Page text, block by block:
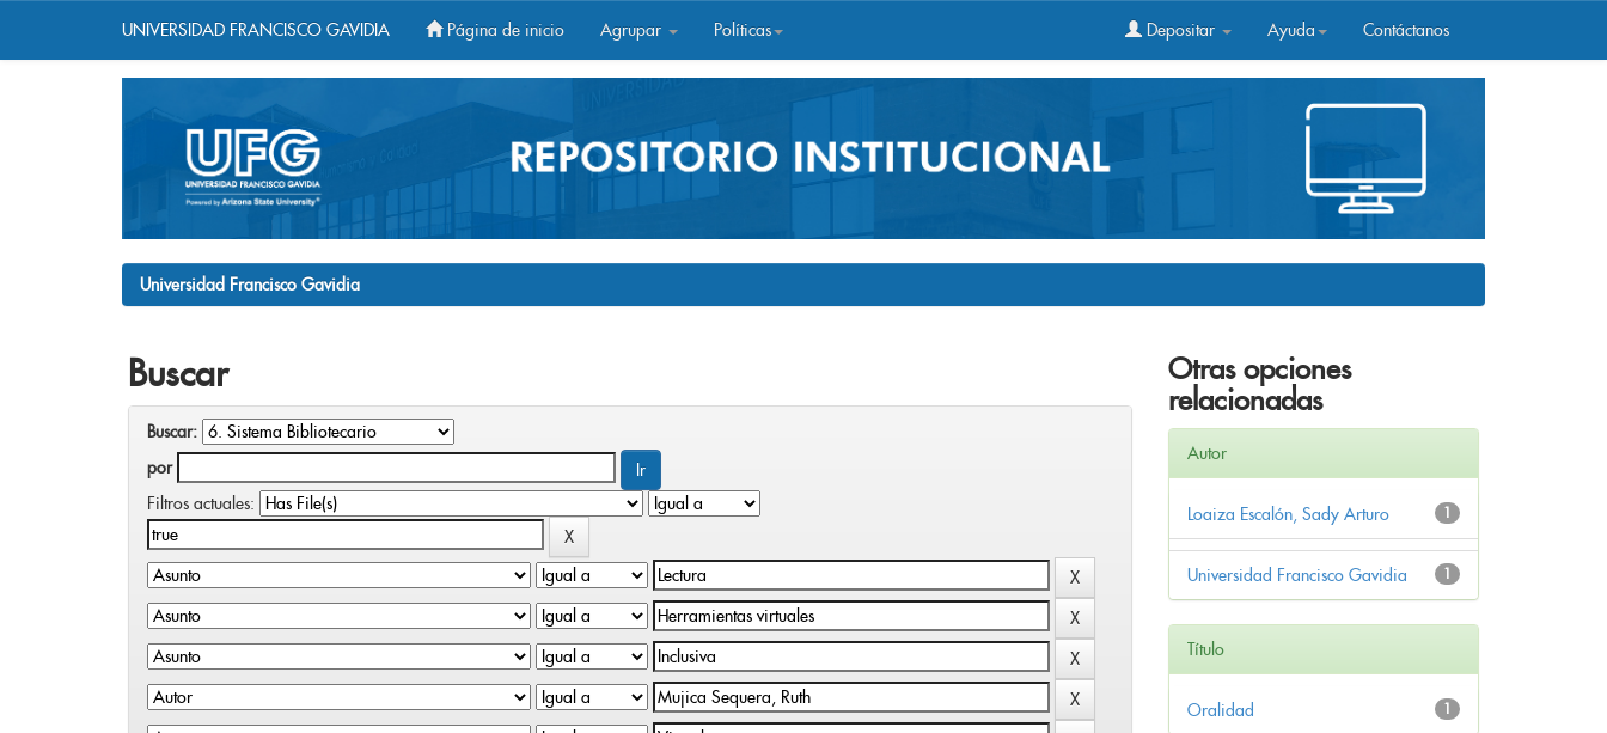
UNIVERSIDAD FRANCISCO GAVIDIA Página de inicio Agrupar Políticas Depositar Ayuda Contáctanos
Universidad Francisco Gavidia
Buscar
Buscar:
por
Filtros actuales:
Otras opciones
relacionadas
Autor
1
Loaiza Escalón, Sady Arturo
1
Universidad Francisco Gavidia
Título
1
Oralidad